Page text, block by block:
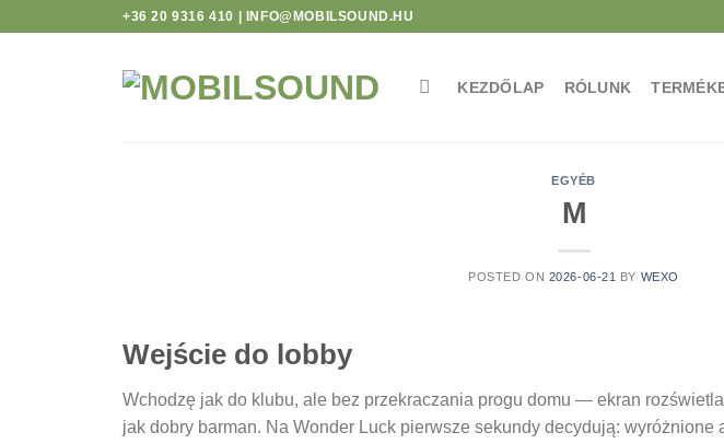
+36 20 9316 410 | INFO@MOBILSOUND.HU
KEZDŐLAP RÓLUNK
EGYÉB
M
POSTED ON 2026-06-21 BY WEXO
Wejście do lobby
Wchodzę jak do klubu, ale bez przekraczania progu domu — ekran
jak dobry barman. Na Wonder Luck pierwsze sekundy decydują: wyróżnione